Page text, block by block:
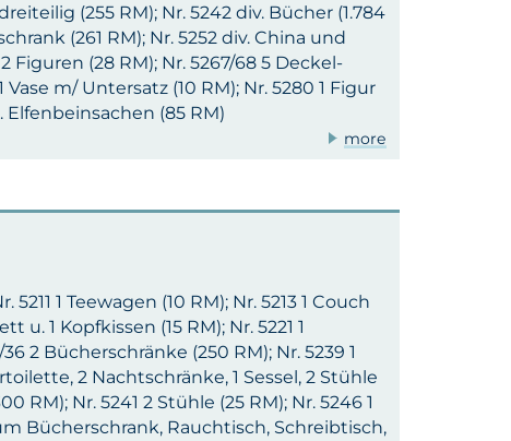
(255 RM); Nr. 5242 div. Bücher (1.784
(261 RM); Nr. 5252 div. China und
Figuren (28 RM); Nr. 5267/68 5 Deckel-
Vase m/ Untersatz (10 RM); Nr. 5280 1 Figur
Elfenbeinsachen (85 RM)
more
5211 1 Teewagen (10 RM); Nr. 5213 1 Couch
u. 1 Kopfkissen (15 RM); Nr. 5221 1
2 Bücherschränke (250 RM); Nr. 5239 1
2 Nachtschränke, 1 Sessel, 2 Stühle
RM); Nr. 5241 2 Stühle (25 RM); Nr. 5246 1
Bücherschrank, Rauchtisch, Schreibtisch,